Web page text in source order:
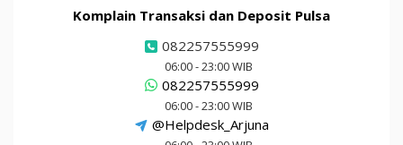
Komplain Transaksi dan Deposit Pulsa
082257555999
06:00 - 23:00 WIB
082257555999
06:00 - 23:00 WIB
@Helpdesk_Arjuna